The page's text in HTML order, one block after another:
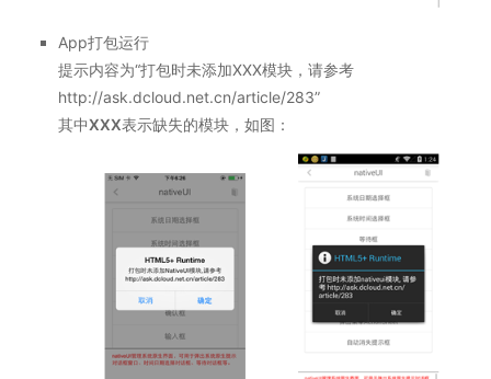
App打包运行
提示内容为“打包时未添加XXX模块，请参考
http://ask.dcloud.net.cn/article/283”
其中XXX表示缺失的模块，如图：